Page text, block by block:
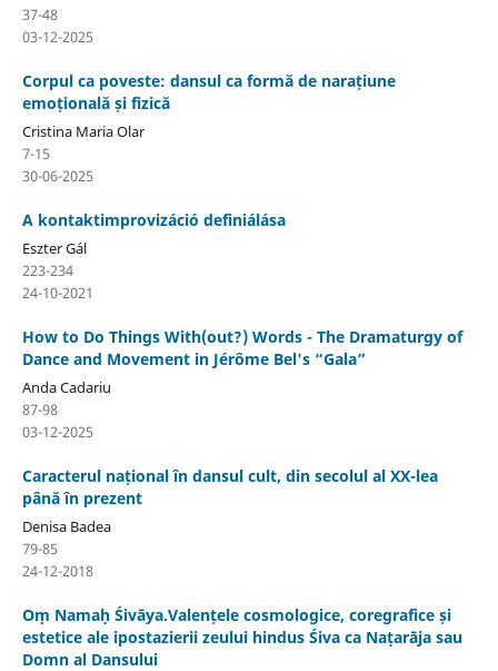
37-48
03-12-2025
Corpul ca poveste: dansul ca formă de narațiune
emoțională și fizică
Cristina Maria Olar
7-15
30-06-2025
A kontaktimprovizáció definiálása
Eszter Gál
223-234
24-10-2021
How to Do Things With(out?) Words - The Dramaturgy of
Dance and Movement in Jérôme Bel's “Gala”
Anda Cadariu
87-98
03-12-2025
Caracterul național în dansul cult, din secolul al XX-lea
până în prezent
Denisa Badea
79-85
24-12-2018
Oṃ Namaḥ Śivāya.Valențele cosmologice, coregrafice și
estetice ale ipostazierii zeului hindus Śiva ca Naṭarāja sau
Domn al Dansului